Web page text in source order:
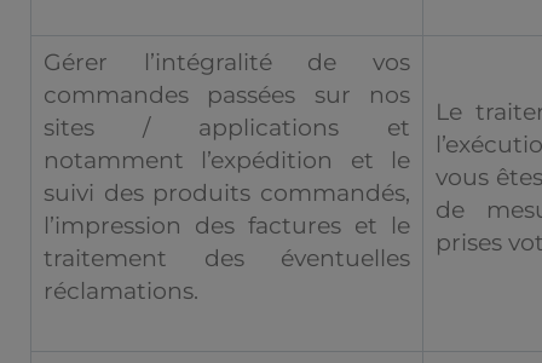
Gérer l’intégralité de vos
commandes passées sur nos
sites / applications et
notamment l’expédition et le
suivi des produits commandés,
l’impression des factures et le
traitement des éventuelles
réclamations.
Le
vous
de
prises